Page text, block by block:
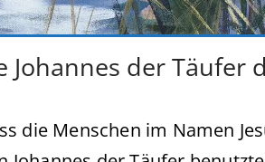
der Täufer
die Menschen im Namen